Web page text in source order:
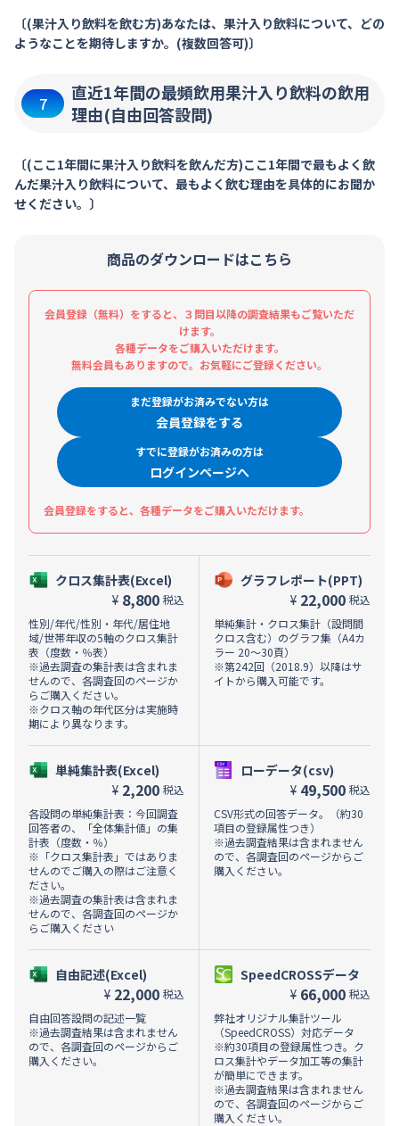
〔(果汁入り飲料を飲む方)あなたは、果汁入り飲料について、どの
ようなことを期待しますか。(複数回答可)〕
7
直近1年間の最頻飲用果汁入り飲料の飲用
理由(自由回答設問)
〔(ここ1年間に果汁入り飲料を飲んだ方)ここ1年間で最もよく飲
んだ果汁入り飲料について、最もよく飲む理由を具体的にお聞か
せください。〕
商品のダウンロードはこちら
会員登録（無料）をすると、３問目以降の調査結果もご覧いただ
けます。
各種データをご購入いただけます。
無料会員もありますので。お気軽にご登録ください。
まだ登録がお済みでない方は
会員登録をする
すでに登録がお済みの方は
ログインページへ
会員登録をすると、各種データをご購入いただけます。
クロス集計表(Excel)
¥ 8,800 税込
性別/年代/性別・年代/居住地
域/世帯年収の5軸のクロス集計
表（度数・％表）
※過去調査の集計表は含まれま
せんので、各調査回のページか
らご購入ください。
※クロス軸の年代区分は実施時
期により異なります。
単純集計表(Excel)
¥ 2,200 税込
各設問の単純集計表：今回調査
回答者の、「全体集計値」の集
計表（度数・％）
※「クロス集計表」ではありま
せんのでご購入の際はご注意く
ださい。
※過去調査の集計表は含まれま
せんので、各調査回のページか
らご購入ください
自由記述(Excel)
¥ 22,000 税込
自由回答設問の記述一覧
※過去調査結果は含まれません
ので、各調査回のページからご
購入ください。
グラフレポート(PPT)
¥ 22,000 税込
単純集計・クロス集計（設問間
クロス含む）のグラフ集（A4カ
ラー 20～30頁）
※第242回（2018.9）以降はサ
イトから購入可能です。
ローデータ(csv)
¥ 49,500 税込
CSV形式の回答データ。（約30
項目の登録属性つき）
※過去調査結果は含まれません
ので、各調査回のページからご
購入ください。
SpeedCROSSデータ
¥ 66,000 税込
弊社オリジナル集計ツール
（SpeedCROSS）対応データ
※約30項目の登録属性つき。ク
ロス集計やデータ加工等の集計
が簡単にできます。
※過去調査結果は含まれません
ので、各調査回のページからご
購入ください。